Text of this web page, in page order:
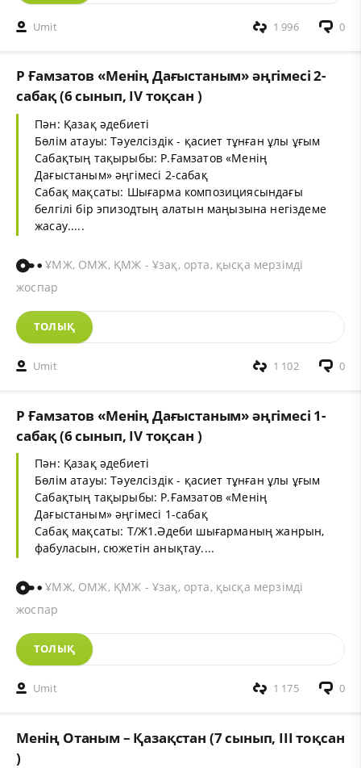
Umit 0
1 996
Р Ғамзатов «Менің Дағыстаным» әңгімесі 2-
сабақ (6 сынып, IV тоқсан )
Пән: Қазақ әдебиеті
Бөлім атауы: Тәуелсіздік - қасиет тұнған ұлы ұғым
Сабақтың тақырыбы: Р.Ғамзатов «Менің
Дағыстаным» әңгімесі 2-сабақ
Сабақ мақсаты: Шығарма композициясындағы
белгілі бір эпизодтың алатын маңызына негіздеме
жасау.....
ҰМЖ, ОМЖ, ҚМЖ - Ұзақ, орта, қысқа мерзімді
жоспар
ТОЛЫҚ
Umit 0
1 102
Р Ғамзатов «Менің Дағыстаным» әңгімесі 1-
сабақ (6 сынып, IV тоқсан )
Пән: Қазақ әдебиеті
Бөлім атауы: Тәуелсіздік - қасиет тұнған ұлы ұғым
Сабақтың тақырыбы: Р.Ғамзатов «Менің
Дағыстаным» әңгімесі 1-сабақ
Сабақ мақсаты: Т/Ж1.Әдеби шығарманың жанрын,
фабуласын, сюжетін анықтау....
ҰМЖ, ОМЖ, ҚМЖ - Ұзақ, орта, қысқа мерзімді
жоспар
ТОЛЫҚ
Umit 0
1 175
Менің Отаным – Қазақстан (7 сынып, III тоқсан
)